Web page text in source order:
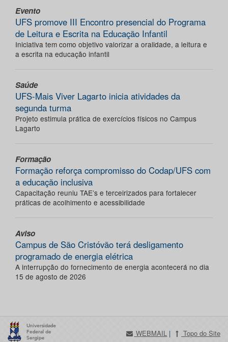
Evento
UFS promove III Encontro presencial do Programa
de Leitura e Escrita na Educação Infantil
Iniciativa tem como objetivo valorizar a oralidade, a leitura e
a escrita na educação infantil
Saúde
UFS-Mais Viver Lagarto inicia atividades da
segunda turma
Projeto estimula prática de exercícios físicos no Campus
Lagarto
Formação
Formação reforça compromisso do Codap/UFS com
a educação inclusiva
Capacitação reuniu TAE’s e terceirizados para fortalecer
práticas de acolhimento e acessibilidade
Aviso
Campus de São Cristóvão terá desligamento
programado de energia elétrica
A interrupção do fornecimento de energia acontecerá no dia
15 de agosto de 2026
WEBMAIL | Topo do Site